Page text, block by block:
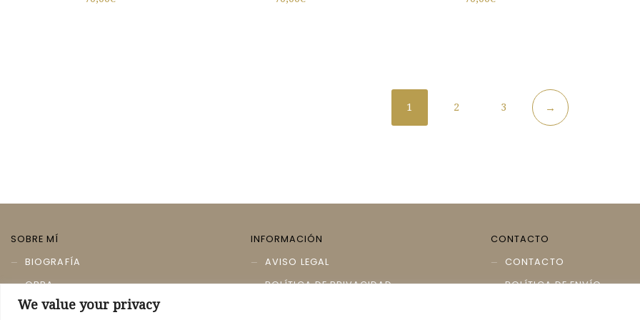
We value your privacy
1 2 3 →
SOBRE MÍ
BIOGRAFÍA
OBRA
TIENDA
INFORMACIÓN
AVISO LEGAL
POLÍTICA DE PRIVACIDAD
CONTACTO
CONTACTO
POLÍTICA DE ENVÍO